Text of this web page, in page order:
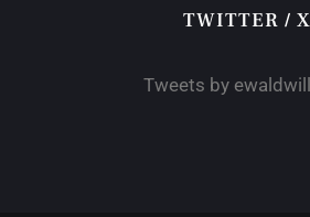
TWITTER / X
Tweets by